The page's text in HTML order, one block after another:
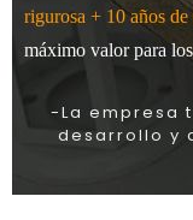
rigurosa + 10 años
máximo valor para
-La empresa
desarrollo y